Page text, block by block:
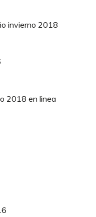
invierno 2018
2018 en linea